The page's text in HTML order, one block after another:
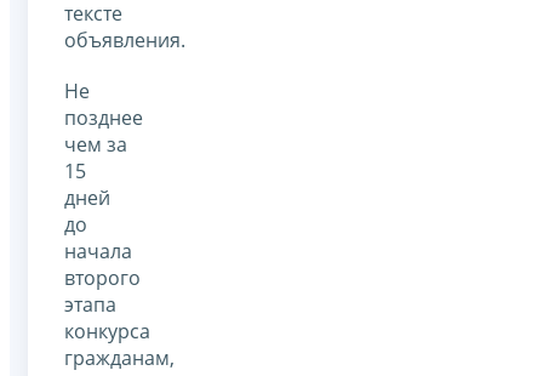
тексте
объявления.
Не
позднее
чем за
15
дней
до
начала
второго
этапа
конкурса
гражданам,